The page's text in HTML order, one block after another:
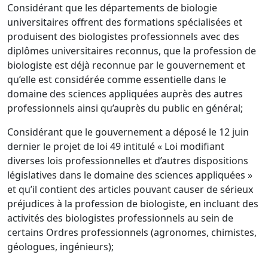
Considérant que les départements de biologie
universitaires offrent des formations spécialisées et
produisent des biologistes professionnels avec des
diplômes universitaires reconnus, que la profession de
biologiste est déjà reconnue par le gouvernement et
qu’elle est considérée comme essentielle dans le
domaine des sciences appliquées auprès des autres
professionnels ainsi qu’auprès du public en général;
Considérant que le gouvernement a déposé le 12 juin
dernier le projet de loi 49 intitulé « Loi modifiant
diverses lois professionnelles et d’autres dispositions
législatives dans le domaine des sciences appliquées »
et qu’il contient des articles pouvant causer de sérieux
préjudices à la profession de biologiste, en incluant des
activités des biologistes professionnels au sein de
certains Ordres professionnels (agronomes, chimistes,
géologues, ingénieurs);